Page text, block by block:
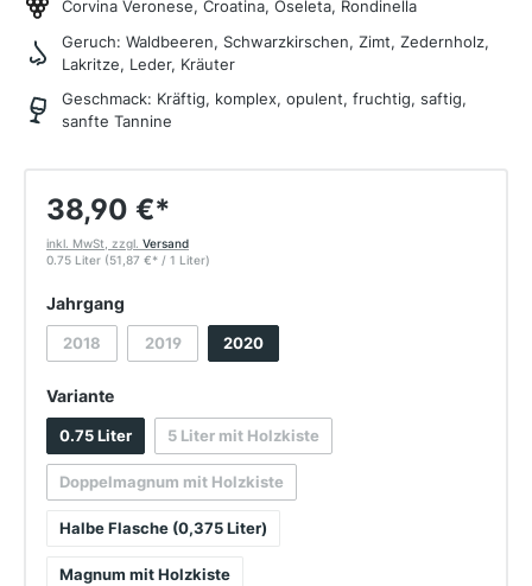
Corvina Veronese, Croatina, Oseleta, Rondinella
Geruch: Waldbeeren, Schwarzkirschen, Zimt, Zedernholz,
Lakritze, Leder, Kräuter
Geschmack: Kräftig, komplex, opulent, fruchtig, saftig,
sanfte Tannine
38,90 €*
inkl. MwSt, zzgl. Versand
0.75 Liter (51,87 €* / 1 Liter)
Jahrgang
2018(Diese Option ist zurzeit nicht verfügbar.)
2019
(Diese Option ist zurzeit nicht verfügbar.)
2020
Varianteauswählen
0.75 Liter 5 Liter mit Holzkiste(Diese Option ist zurzeit nicht verfügbar.)
Doppelmagnum mit Holzkiste(Diese Option ist zurzeit nicht verfügbar.)
Halbe Flasche (0,375 Liter)
Magnum mit Holzkiste